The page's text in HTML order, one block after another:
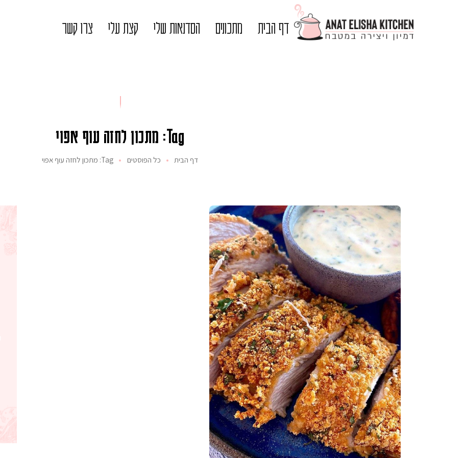
דף הבית מתכונים הסדנאות שלי קצת עלי צרו קשר
Tag: מתכון לחזה עוף אפוי
דף הבית כל הפוסטים Tag: מתכון לחזה עוף אפוי